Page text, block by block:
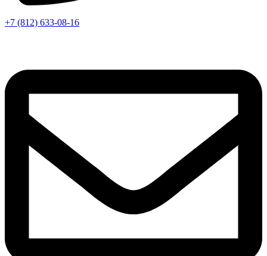
+7 (812) 633-08-16